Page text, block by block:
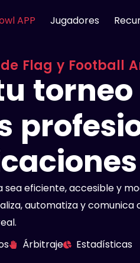
APP Jugadores
Flag y Football
torneo
sea eficiente, accesible y
automatiza y comunica
Árbitraje Estadísticas